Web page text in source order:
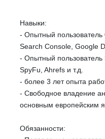
Навыки:
- Опытный
Search Console, Google
- Опытный пользователь
SpyFu, Ahrefs и т.д.
- более 3 лет опыта
- Свободное владение
основным европейским
Обязанности: